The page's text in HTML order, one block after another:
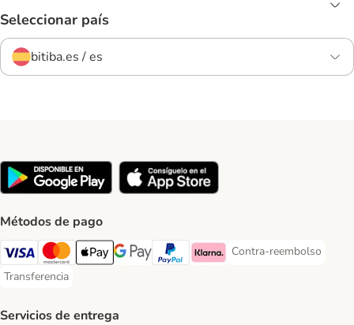
Seleccionar país
bitiba.es / es
Métodos de pago
Visa Payment Method
Mastercard Payment Method
Apple Pay Payment Method
Google Pay Payment Method
PayPal Payment Method
Klarna Payment Method
Contra-reembolso
Contra-reembolso
Transferencia
Transferencia Payment Method
Servicios de entrega